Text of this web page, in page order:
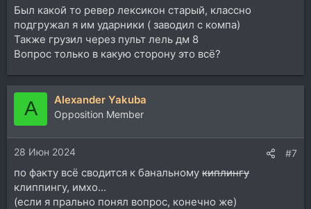
Был какой то ревер лексикон старый, классно
подгружал я им ударники ( заводил с компа)
Также грузил через пульт лель дм 8
Вопрос только в какую сторону это всё?
A Alexander Yakuba
Opposition Member
28 Июн 2024 #7
по факту всё сводится к банальному киплингу
клиппингу, имхо...
(если я прально понял вопрос, конечно же)